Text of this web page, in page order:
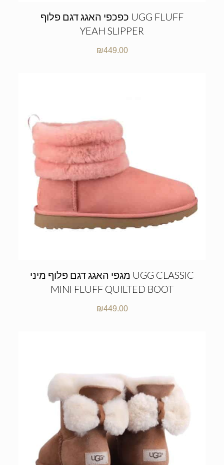
כפכפי האגג דגם פלוף UGG FLUFF
YEAH SLIPPER
₪449.00
מגפי האגג דגם פלוף מיני UGG CLASSIC
MINI FLUFF QUILTED BOOT
₪449.00